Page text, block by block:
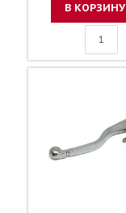
В КОРЗИНУ